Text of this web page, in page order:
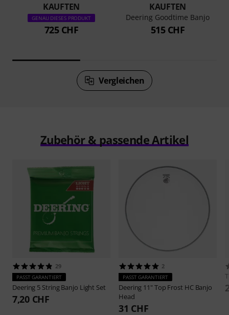
KAUFTEN
GENAU DIESES PRODUKT
725 CHF
KAUFTEN
Deering Goodtime Banjo
515 CHF
Vergleichen
Zubehör & passende Artikel
29
PASST GARANTIERT
Deering 5 String Banjo Light Set
7,20 CHF
2
PASST GARANTIERT
Deering 11" Top Frost HC Banjo
Head
31 CHF